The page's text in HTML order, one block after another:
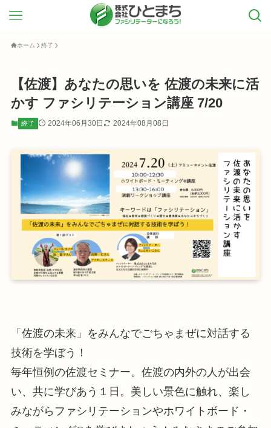
ホーム 終了
【佐渡】あなたの思いを 佐渡の未来に活
かす ファシリテーション講座 7/20
終了 2024年06月30日 2024年08月08日
「佐渡の未来」をみんなでごちゃまぜに対話する
技術を学ぼう！
毎年恒例の佐渡セミナー。佐渡の内外の人が出会
い、共に学びあう１日。美しい景色に触れ、楽し
みながらファシリテーションやホワイトボード・